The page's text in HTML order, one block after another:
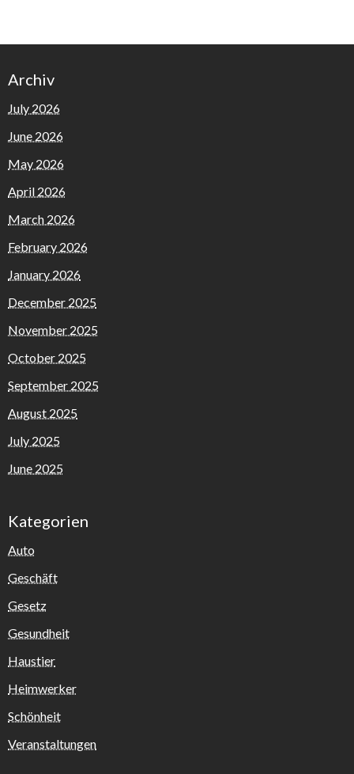
Archiv
July 2026
June 2026
May 2026
April 2026
March 2026
February 2026
January 2026
December 2025
November 2025
October 2025
September 2025
August 2025
July 2025
June 2025
Kategorien
Auto
Geschäft
Gesetz
Gesundheit
Haustier
Heimwerker
Schönheit
Veranstaltungen